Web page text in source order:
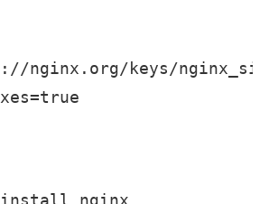
nginx.org/keys/
nginx